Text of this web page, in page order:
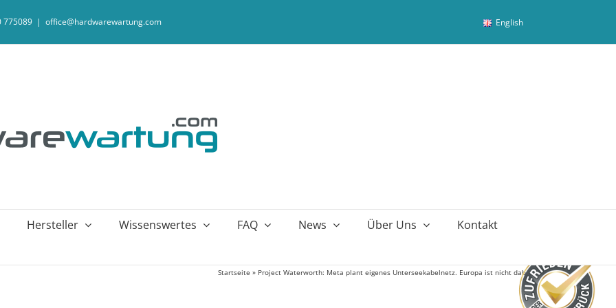
775089 | office@hardwarewartung.com English
Hersteller Wissenswertes FAQ News Über Uns Kontakt
Startseite » Project Waterworth: Meta plant eigenes Unterseekabelnetz. Europa ist nicht dabei